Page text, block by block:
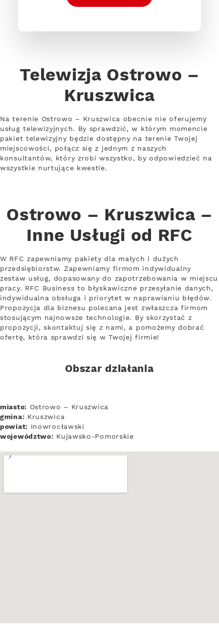
Telewizja Ostrowo –
Kruszwica
Na terenie Ostrowo – Kruszwica obecnie nie oferujemy
usług telewizyjnych. By sprawdzić, w którym momencie
pakiet telewizyjny będzie dostępny na terenie Twojej
miejscowości, połącz się z jednym z naszych
konsultantów, który zrobi wszystko, by odpowiedzieć na
wszystkie nurtujące kwestie.
Ostrowo – Kruszwica –
Inne Usługi od RFC
W RFC zapewniamy pakiety dla małych i dużych
przedsiębiorstw. Zapewniamy firmom indywidualny
zestaw usług, dopasowany do zapotrzebowania w miejscu
pracy. RFC Business to błyskawiczne przesyłanie danych,
indywidualna obsługa i priorytet w naprawianiu błędów.
Propozycja dla biznesu polecana jest zwłaszcza firmom
stosującym najnowsze technologie. By skorzystać z
propozycji, skontaktuj się z nami, a pomożemy dobrać
ofertę, która sprawdzi się w Twojej firmie!
Obszar działania
miasto: Ostrowo – Kruszwica
gmina: Kruszwica
powiat: Inowrocławski
województwo: Kujawsko-Pomorskie